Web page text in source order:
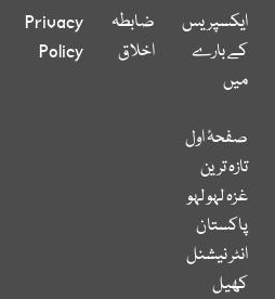
ایکسپریس
کے بارے
میں
ضابطہ
اخلاق
Privacy
Policy
صفحۂ اول
تازہ ترین
غزہ لہو لہو
پاکستان
انٹر نیشنل
کھیل